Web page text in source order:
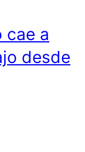
cae a
desde